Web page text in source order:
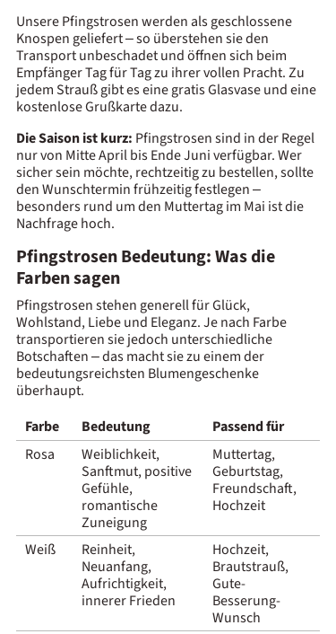
Unsere Pfingstrosen werden als geschlossene
Knospen geliefert – so überstehen sie den
Transport unbeschadet und öffnen sich beim
Empfänger Tag für Tag zu ihrer vollen Pracht. Zu
jedem Strauß gibt es eine gratis Glasvase und eine
kostenlose Grußkarte dazu.
Die Saison ist kurz: Pfingstrosen sind in der Regel
nur von Mitte April bis Ende Juni verfügbar. Wer
sicher sein möchte, rechtzeitig zu bestellen, sollte
den Wunschtermin frühzeitig festlegen –
besonders rund um den Muttertag im Mai ist die
Nachfrage hoch.
Pfingstrosen Bedeutung: Was die
Farben sagen
Pfingstrosen stehen generell für Glück,
Wohlstand, Liebe und Eleganz. Je nach Farbe
transportieren sie jedoch unterschiedliche
Botschaften – das macht sie zu einem der
bedeutungsreichsten Blumengeschenke
überhaupt.
Farbe
Bedeutung
Passend für
Rosa
Weiblichkeit,
Sanftmut, positive
Gefühle,
romantische
Zuneigung
Muttertag,
Geburtstag,
Freundschaft,
Hochzeit
Weiß
Reinheit,
Neuanfang,
Aufrichtigkeit,
innerer Frieden
Hochzeit,
Brautstrauß,
Gute-
Besserung-
Wunsch